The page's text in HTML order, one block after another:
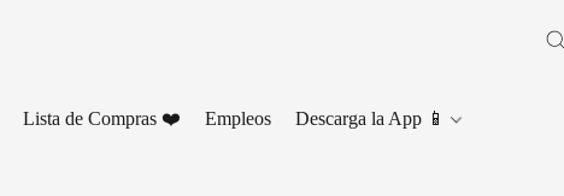
Lista de Compras ❤️ Empleos Descarga la App 📱